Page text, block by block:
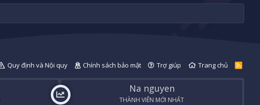
Quy định và Nội quy Chính sách bảo mật Trợ giúp Trang chủ
R
S
Na nguyen
THÀNH VIÊN MỚI NHẤT